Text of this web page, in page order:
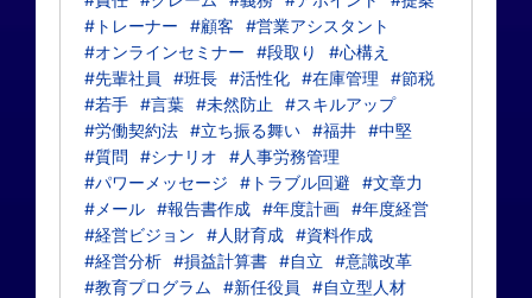
#トレーナー
#顧客
#営業アシスタント
#オンラインセミナー
#段取り
#心構え
#先輩社員
#班長 #活性化 #在庫管理
#節税
#若手 #言葉 #未然防止
#スキルアップ
#労働契約法 #立ち振る舞い #福井 #中堅
#質問
#シナリオ
#人事労務管理
#パワーメッセージ
#トラブル回避
#文章力
#メール #報告書作成 #年度計画 #年度経営
#経営ビジョン
#人財育成 #資料作成
#経営分析 #損益計算書 #自立
#意識改革
#教育プログラム
#新任役員
#自立型人材